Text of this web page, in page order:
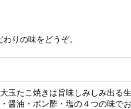
りの味をどうぞ。
玉たこ焼きは旨味しみしみ出る生
醤油・ポン酢・塩の４つの味でお